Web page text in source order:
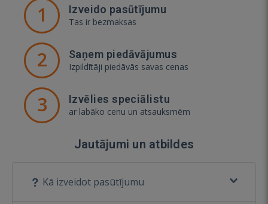
1 Izveido pasūtījumu
Tas ir bezmaksas
2 Saņem piedāvājumus
Izpildītāji piedāvās savas cenas
3 Izvēlies speciālistu
ar labāko cenu un atsauksmēm
Jautājumi un atbildes
Kā izveidot pasūtījumu